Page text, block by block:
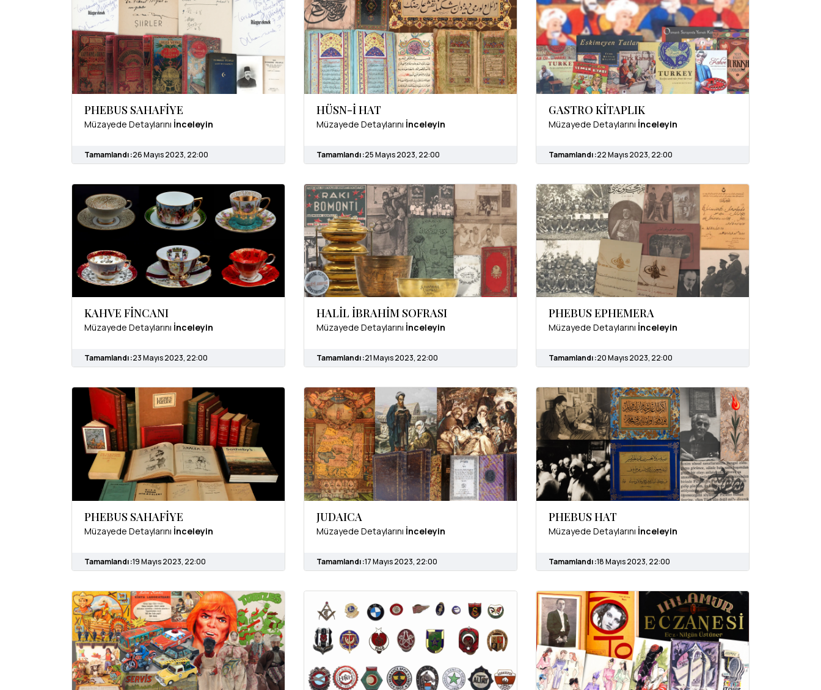
PHEBUS SAHAFİYE
Müzayede Detaylarını İnceleyin
Tamamlandı :26 Mayıs 2023, 22:00
HÜSN-İ HAT
Müzayede Detaylarını İnceleyin
Tamamlandı :25 Mayıs 2023, 22:00
GASTRO KİTAPLIK
Müzayede Detaylarını İnceleyin
Tamamlandı :22 Mayıs 2023, 22:00
KAHVE FİNCANI
Müzayede Detaylarını İnceleyin
Tamamlandı :23 Mayıs 2023, 22:00
HALİL İBRAHİM SOFRASI
Müzayede Detaylarını İnceleyin
Tamamlandı :21 Mayıs 2023, 22:00
PHEBUS EPHEMERA
Müzayede Detaylarını İnceleyin
Tamamlandı :20 Mayıs 2023, 22:00
PHEBUS SAHAFİYE
Müzayede Detaylarını İnceleyin
Tamamlandı :19 Mayıs 2023, 22:00
JUDAICA
Müzayede Detaylarını İnceleyin
Tamamlandı :17 Mayıs 2023, 22:00
PHEBUS HAT
Müzayede Detaylarını İnceleyin
Tamamlandı :18 Mayıs 2023, 22:00